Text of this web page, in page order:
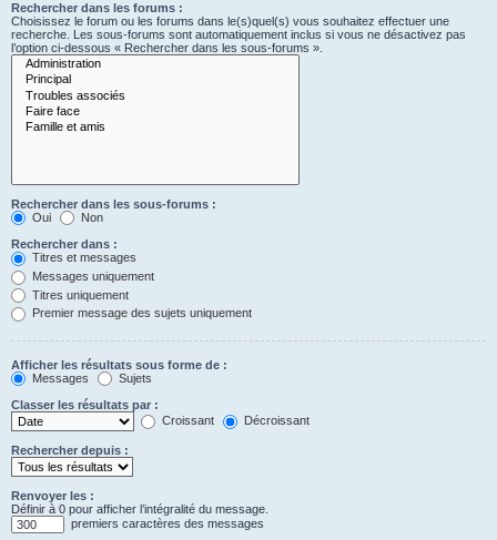
Rechercher dans les forums :
Choisissez le forum ou les forums dans le(s)quel(s) vous souhaitez effectuer une
recherche. Les sous-forums sont automatiquement inclus si vous ne désactivez pas
l’option ci-dessous « Rechercher dans les sous-forums ».
Rechercher dans les sous-forums :
Oui
Non
Rechercher dans :
Titres et messages
Messages uniquement
Titres uniquement
Premier message des sujets uniquement
Afficher les résultats sous forme de :
Messages
Sujets
Classer les résultats par :
Croissant
Décroissant
Rechercher depuis :
Renvoyer les :
Définir à 0 pour afficher l’intégralité du message.
premiers caractères des messages